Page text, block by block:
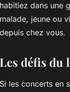
habitiez dans une
malade, jeune ou
depuis chez vous.
Les défis du
Si les concerts en